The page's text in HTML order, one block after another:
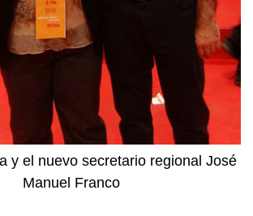
y el nuevo secretario regional José
Manuel Franco